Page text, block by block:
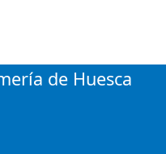
de Huesca